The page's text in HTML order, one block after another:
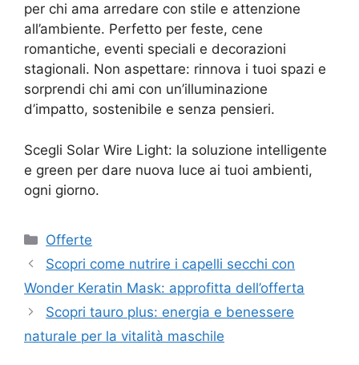
per chi ama arredare con stile e attenzione
all’ambiente. Perfetto per feste, cene
romantiche, eventi speciali e decorazioni
stagionali. Non aspettare: rinnova i tuoi spazi e
sorprendi chi ami con un’illuminazione
d’impatto, sostenibile e senza pensieri.
Scegli Solar Wire Light: la soluzione intelligente
e green per dare nuova luce ai tuoi ambienti,
ogni giorno.
Categorie
Offerte
Scopri come nutrire i capelli secchi con
Wonder Keratin Mask: approfitta dell’offerta
Scopri tauro plus: energia e benessere
naturale per la vitalità maschile